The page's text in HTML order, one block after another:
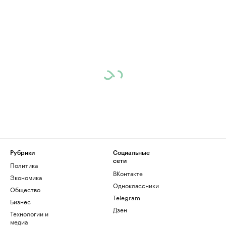
Рубрики
Политика
Экономика
Общество
Бизнес
Технологии и
медиа
Социальные
сети
ВКонтакте
Одноклассники
Telegram
Дзен